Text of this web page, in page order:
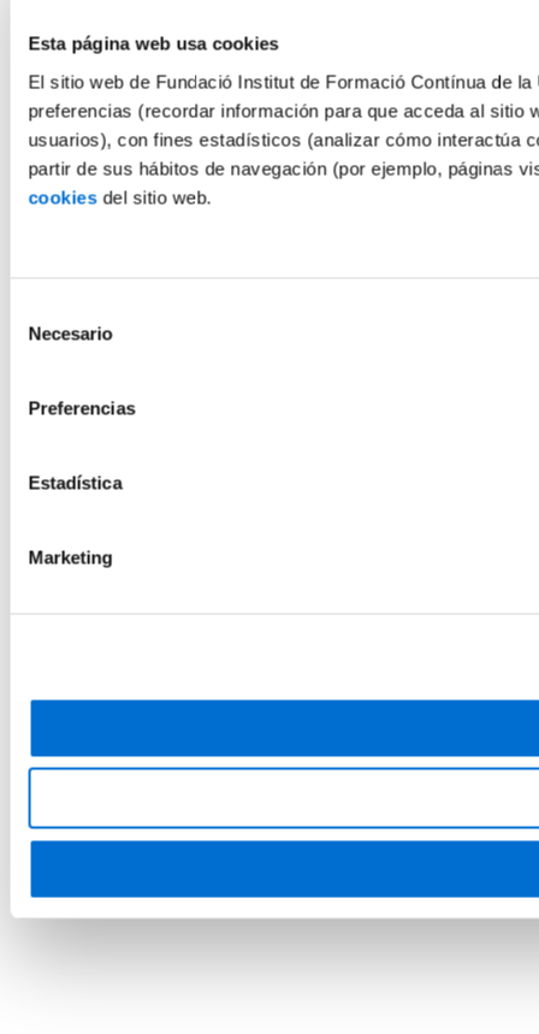
Esta página web usa cookies
El sitio web de Fundació Institut de Formació Contínua de
preferencias (recordar información para que acceda al
usuarios), con fines estadísticos (analizar cómo interactúa
partir de sus hábitos de navegación (por ejemplo, páginas
cookiesdel sitio web.
Necesario
Preferencias
Estadística
Marketing